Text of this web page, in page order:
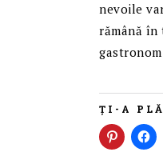
nevoile
rămână
ȚI-A